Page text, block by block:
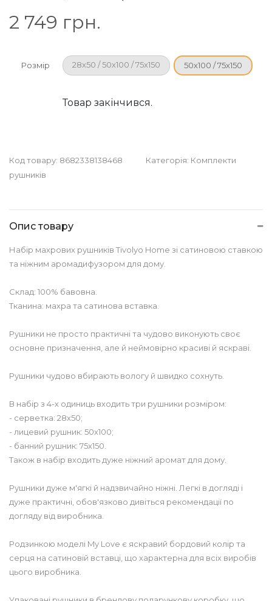
2 749 грн.
Розмір 28х50 / 50х100 / 75х150 50х100 / 75х150
Товар закінчився.
Код товару: 8682338138468 Категорія: Комплекти
рушників
Опис товару
Набір махрових рушників Tivolyo Home зі сатиновою ставкою
та ніжним аромадифузором для дому.
Склад: 100% бавовна.
Тканина: махра та сатинова вставка.
Рушники не просто практичні та чудово виконують своє
основне призначення, але й неймовірно красиві й яскраві.
Рушники чудово вбирають вологу й швидко сохнуть.
В набір з 4-х одиниць входить три рушники розміром:
- серветка: 28х50;
- лицевий рушник: 50х100;
- банний рушник: 75х150.
Також в набір входить дуже ніжний аромат для дому.
Рушники дуже м'ягкі й надзвичайно ніжні. Легкі в догляді і
дуже практичні, обов'язково дивіться рекомендації по
догляду від виробника.
Родзинкою моделі My Love є яскравий бордовий колір та
серця на сатиновій вставці, що характерна для всіх виробів
цього виробника.